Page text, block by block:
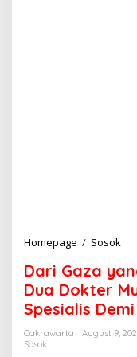
Homepage / Sosok
r
i
G
a
z
Dari Gaza
Dua Dokter
Spesialis
Cakrawarta
August 9,
Sosok